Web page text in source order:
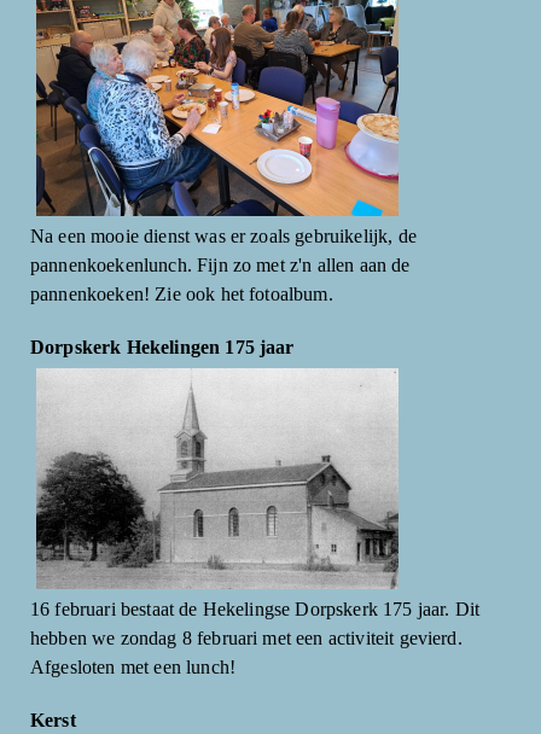
Na een mooie dienst was er zoals gebruikelijk, de
pannenkoekenlunch. Fijn zo met z'n allen aan de
pannenkoeken! Zie ook het fotoalbum.
Dorpskerk Hekelingen 175 jaar
16 februari bestaat de Hekelingse Dorpskerk 175 jaar. Dit
hebben we zondag 8 februari met een activiteit gevierd.
Afgesloten met een lunch!
Kerst